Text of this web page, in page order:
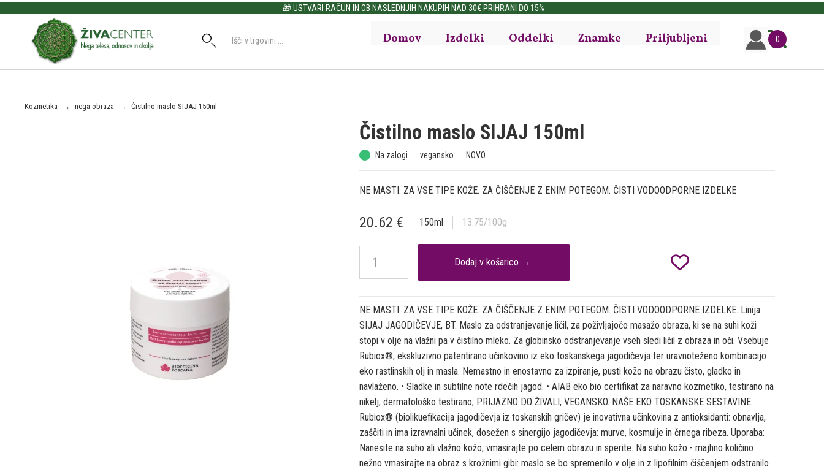
🎁 USTVARI RAČUN IN OB NASLEDNJIH NAKUPIH NAD 30€ PRIHRANI DO 15%
Domov Izdelki Oddelki Znamke Priljubljeni 0
Kozmetika → nega obraza → Čistilno maslo SIJAJ 150ml
Čistilno maslo SIJAJ 150ml
Na zalogi vegansko NOVO
NE MASTI. ZA VSE TIPE KOŽE. ZA ČIŠČENJE Z ENIM POTEGOM. ČISTI VODOODPORNE IZDELKE
20.62 € 150ml 13.75/100g

NE MASTI. ZA VSE TIPE KOŽE. ZA ČIŠČENJE Z ENIM POTEGOM. ČISTI VODOODPORNE IZDELKE. Linija
SIJAJ JAGODIČEVJE, BT. Maslo za odstranjevanje ličil, za poživljajočo masažo obraza, ki se na suhi koži
stopi v olje na vlažni pa v čistilno mleko. Za globinsko odstranjevanje vseh sledi ličil z obraza in oči. Vsebuje
Rubiox®, ekskluzivno patentirano učinkovino iz eko toskanskega jagodičevja ter uravnoteženo kombinacijo
eko rastlinskih olj in masla. Nemastno in enostavno za izpiranje, pusti kožo na obrazu čisto, gladko in
navlaženo. • Sladke in subtilne note rdečih jagod. • AIAB eko bio certifikat za naravno kozmetiko, testirano na
nikelj, dermatološko testirano, PRIJAZNO DO ŽIVALI, VEGANSKO. NAŠE EKO TOSKANSKE SESTAVINE:
Rubiox® (biolikuefikacija jagodičevja iz toskanskih gričev) je inovativna učinkovina z antioksidanti: obnavlja,
zaščiti in ima izravnalni učinek, dosežen s sinergijo jagodičevja: murve, kosmulje in črnega ribeza. Uporaba:
Nanesite na suho ali vlažno kožo, vmasirajte po celem obrazu in sperite. Na suho kožo - majhno količino
nežno vmasirajte na obraz s krožnimi gibi: maslo se bo spremenilo v olje in z lipofilnim čiščenjem odstranilo